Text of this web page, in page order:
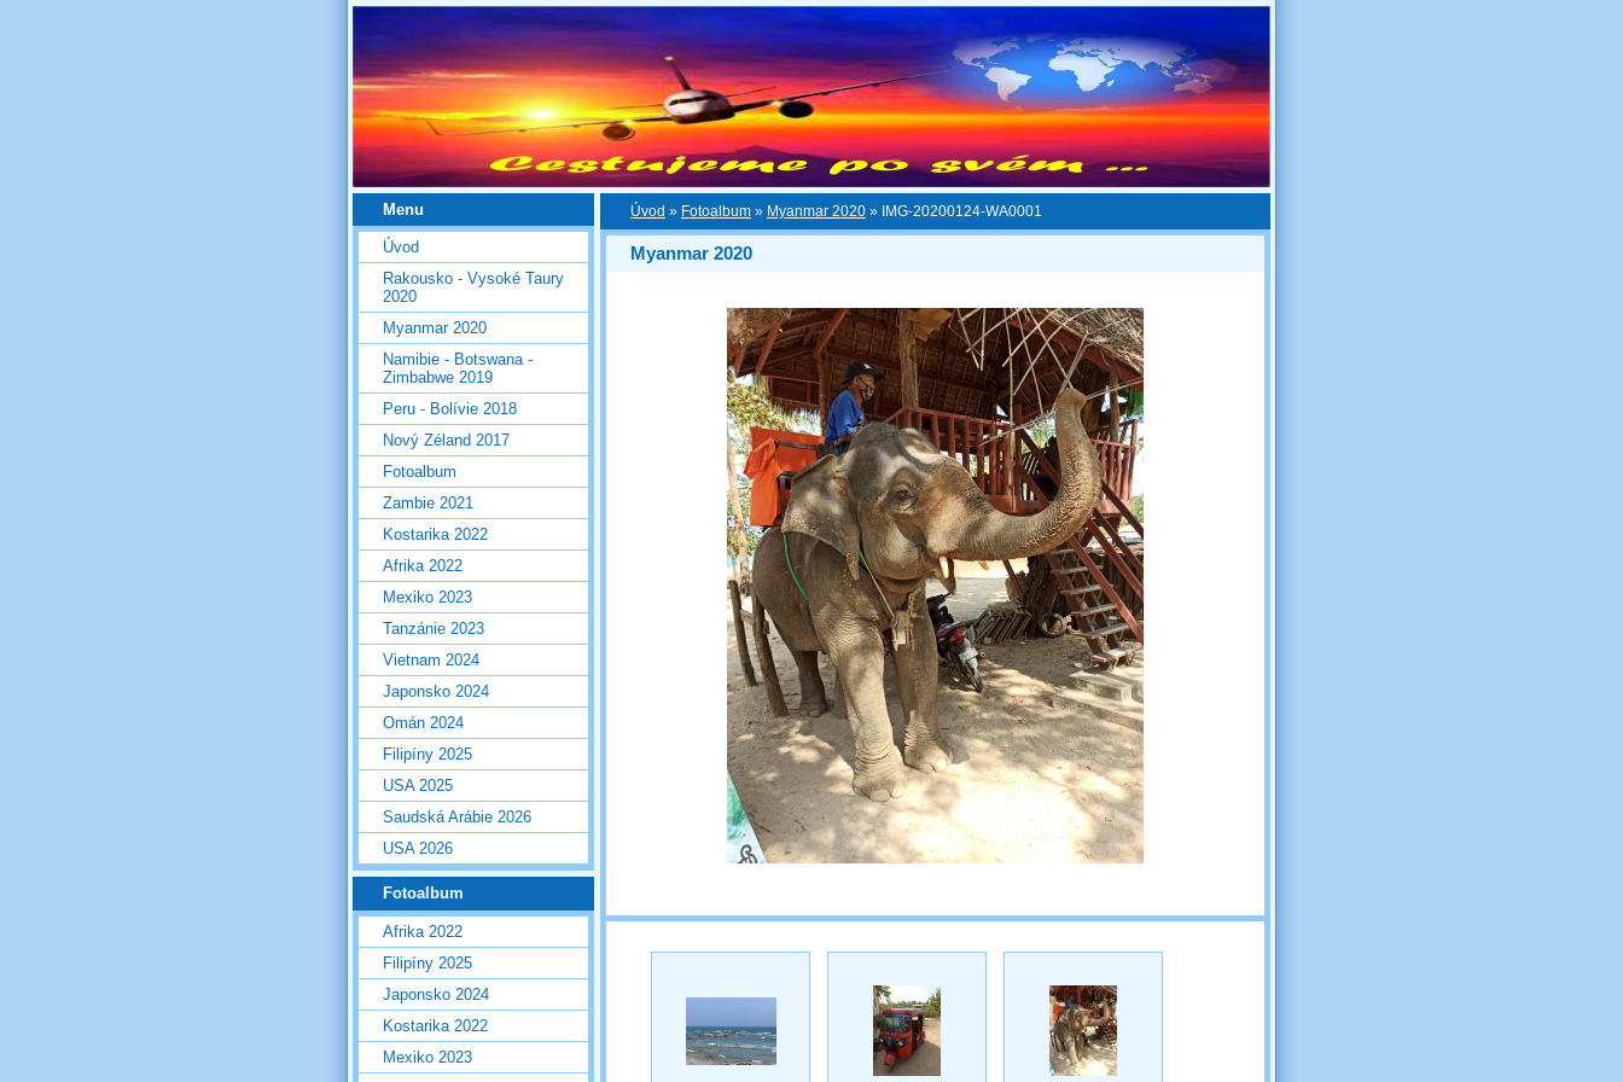
Úvod » Fotoalbum » Myanmar 2020 » IMG-20200124-WA0001
Myanmar 2020
Menu
Úvod
Rakousko - Vysoké Taury
2020
Myanmar 2020
Namibie - Botswana -
Zimbabwe 2019
Peru - Bolívie 2018
Nový Zéland 2017
Fotoalbum
Zambie 2021
Kostarika 2022
Afrika 2022
Mexiko 2023
Tanzánie 2023
Vietnam 2024
Japonsko 2024
Omán 2024
Filipíny 2025
USA 2025
Saudská Arábie 2026
USA 2026
Fotoalbum
Afrika 2022
Filipíny 2025
Japonsko 2024
Kostarika 2022
Mexiko 2023